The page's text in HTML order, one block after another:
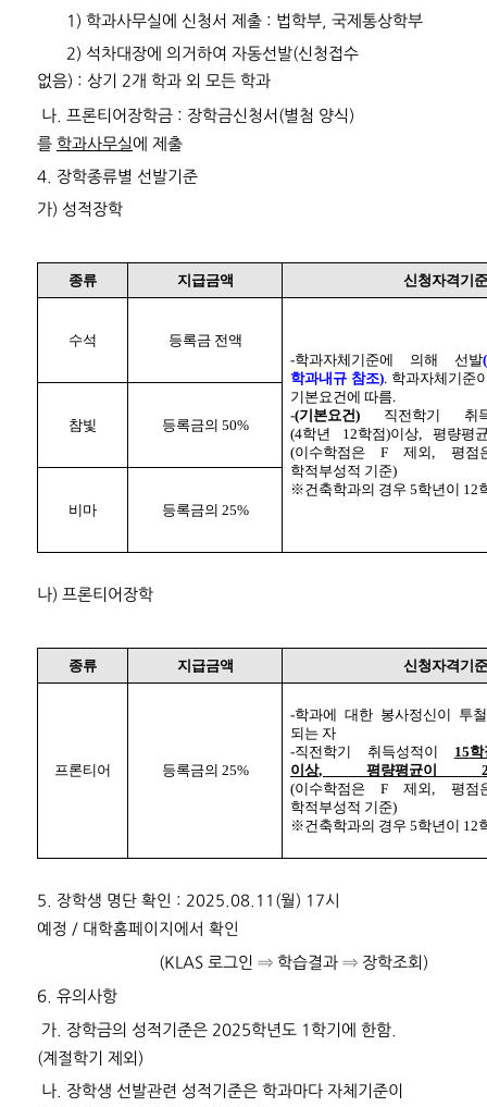
1) 학과사무실에 신청서 제출 : 법학부, 국제통상학부
2) 석차대장에 의거하여 자동선발(신청접수
없음) : 상기 2개 학과 외 모든 학과
나. 프론티어장학금 : 장학금신청서(별첨 양식)
를 학과사무실에 제출
4. 장학종류별 선발기준
가) 성적장학
종류 지급금액 신청자격기준
수석
등록금 전액
-학과자체기준에 의해 선발(
학과내규 참조). 학과자체기준
기본요건에 따름.
-(기본요건)
직전학기
(4학년 12학점)이상, 평량평
(이수학점은 F제외 , 평
학적부성적 기준)
※건축학과의 경우 5학년이 12
참빛 등록금의 50%
비마 등록금의 25%
나) 프론티어장학
종류 지급금액 신청자격기준
프론티어 등록금의 25%
-학과에 대한 봉사정신이 투
되는 자
-직전학기 취득성적이 15학
이상, 평량평균이
(이수학점은 F제외, 평
학적부성적 기준)
※건축학과의 경우 5학년이 12
5. 장학생 명단 확인 : 2025.08.11(월) 17시
예정 / 대학홈페이지에서 확인
(KLAS 로그인 ⇒ 학습결과 ⇒ 장학조회)
6. 유의사항
가. 장학금의 성적기준은 2025학년도 1학기에 한함.
(계절학기 제외)
나. 장학생 선발관련 성적기준은 학과마다 자체기준이